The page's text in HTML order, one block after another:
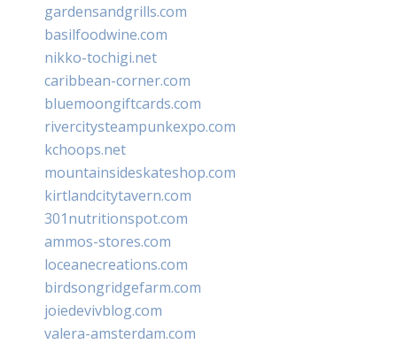
gardensandgrills.com
basilfoodwine.com
nikko-tochigi.net
caribbean-corner.com
bluemoongiftcards.com
rivercitysteampunkexpo.com
kchoops.net
mountainsideskateshop.com
kirtlandcitytavern.com
301nutritionspot.com
ammos-stores.com
loceanecreations.com
birdsongridgefarm.com
joiedevivblog.com
valera-amsterdam.com